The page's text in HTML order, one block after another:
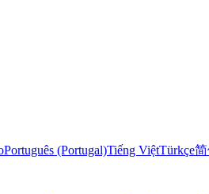
Português (Portugal)Tiếng ViệtTürkçe